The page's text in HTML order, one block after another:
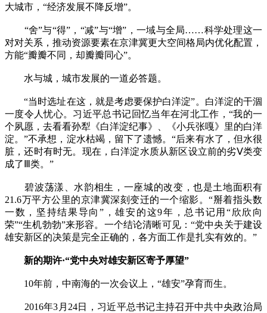
大城市，“经济发展不降反增”。
“舍”与“得”，“减”与“增”，一域与全局……科学处理这一
对对关系，推动资源要素在京津冀更大空间格局内优化配置，
方能“瓣瓣不同，却瓣瓣同心”。
水与城，城市发展的一道必答题。
“当时选址在这，就是考虑要保护白洋淀”。白洋淀的干涸
一度令人忧心。习近平总书记回忆当年在河北工作，“我的一
个夙愿，去看看孙犁《白洋淀纪事》、《小兵张嘎》里的白洋
淀。”不承想，淀水枯竭，留下了遗憾。“后来有水了，但水很
脏，还时有时无。现在，白洋淀水质从新区设立前的劣Ⅴ类变
成了Ⅲ类。”
碧波荡漾、水韵相生，一座城的改变，也是土地面积有
21.6万平方公里的京津冀深刻变迁的一个缩影。“掰着指头数
一数，坚持结果导向”，雄安的这9年，总书记用“欣欣向
荣”“生机勃勃”来形容。一个结论清晰可见：“党中央关于建设
雄安新区的决策是完全正确的，各方面工作是扎实有效的。”
新的期许·“党中央对雄安新区寄予厚望”
10年前，中南海的一次会议上，“雄安”孕育而生。
2016年3月24日，习近平总书记主持召开中共中央政治局